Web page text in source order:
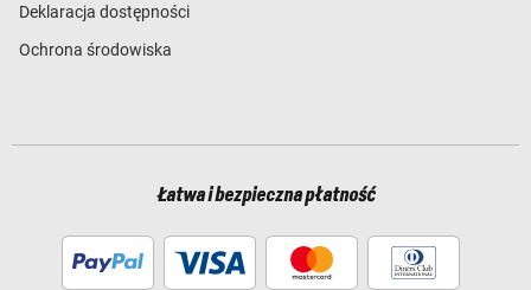
Deklaracja dostępności
Ochrona środowiska
Łatwa i bezpieczna płatność